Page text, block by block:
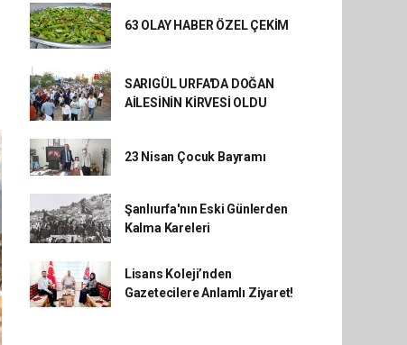
63 OLAY HABER ÖZEL ÇEKİM
SARIGÜL URFA'DA DOĞAN
AİLESİNİN KİRVESİ OLDU
23 Nisan Çocuk Bayramı
Şanlıurfa'nın Eski Günlerden
Kalma Kareleri
Lisans Koleji’nden
Gazetecilere Anlamlı Ziyaret!